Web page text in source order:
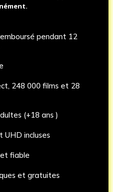
pendant 12
248 000 films et 28
(+18 ans )
UHD incluses
fiable
et gratuites